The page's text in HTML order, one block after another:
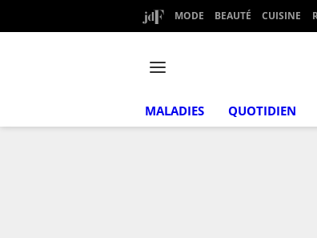
MODE BEAUTÉ CUISINE
MALADIES QUOTIDIEN